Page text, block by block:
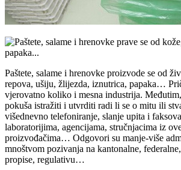
Paštete, salame i hrenovke proizvode se od
repova, ušiju, žlijezda, iznutrica, papaka…
vjerovatno koliko i mesna industrija.
pokuša istražiti i utvrditi radi li se o mitu ili
višednevno telefoniranje, slanje upita i
laboratorijima, agencijama, stručnjacima iz
proizvođačima… Odgovori su manje-više
mnoštvom pozivanja na kantonalne,
propise, regulativu…